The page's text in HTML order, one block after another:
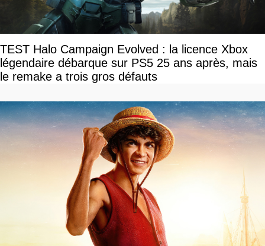
TEST Halo Campaign Evolved : la licence Xbox
légendaire débarque sur PS5 25 ans après, mais
le remake a trois gros défauts